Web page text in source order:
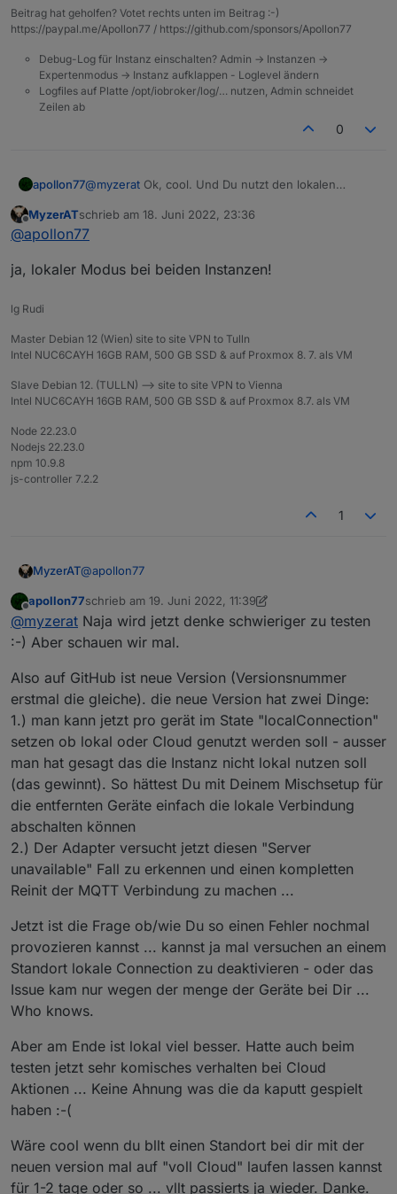
Wien und am anderen Account die Geräte aus Tulln.
Handy auch wieder ruckelfrei funktioniert. Denke es
waren viel zu viele Geräte auf nur einem Account. Es
navigieren. Das ist jetzt durch das Teilen behoben.
Auch im iobroker sind keine Probleme mehr
es mit VPN Probleme gab. Es gibt auch kein Timeout
oder andere Fehler in den Logs mehr.
Wenn du eine Lösung hast werde ich die natürlich
gerne testen.
Beitrag hat geholfen? Votet rechts unten im Beitrag :-)
https://paypal.me/Apollon77 / https://github.com/sponsors/Apollon77
Debug-Log für Instanz einschalten? Admin -> Instanzen ->
Expertenmodus -> Instanz aufklappen - Loglevel ändern
Logfiles auf Platte /opt/iobroker/log/… nutzen, Admin schneidet
Zeilen ab
0
apollon77@myzerat Ok, cool. Und Du nutzt den lokalen
Offline
MyzerATschrieb am 18. Juni 2022, 23:36
zuletzt editiert von
@apollon77
ja, lokaler Modus bei beiden Instanzen!
lg Rudi
Master Debian 12 (Wien) site to site VPN to Tulln
Intel NUC6CAYH 16GB RAM, 500 GB SSD & auf Proxmox 8. 7. als VM
Slave Debian 12. (TULLN) --> site to site VPN to Vienna
Intel NUC6CAYH 16GB RAM, 500 GB SSD & auf Proxmox 8.7. als VM
Node 22.23.0
Nodejs 22.23.0
npm 10.9.8
js-controller 7.2.2
1
MyzerAT@apollon77
ja, lokaler Modus bei beiden Instanzen!
apollon77schrieb am 19. Juni 2022, 11:39
zuletzt editiert von apollon77
@myzerat Naja wird jetzt denke schwieriger zu testen
:-) Aber schauen wir mal.
Also auf GitHub ist neue Version (Versionsnummer
erstmal die gleiche). die neue Version hat zwei Dinge:
1.) man kann jetzt pro gerät im State "localConnection"
setzen ob lokal oder Cloud genutzt werden soll - ausser
man hat gesagt das die Instanz nicht lokal nutzen soll
(das gewinnt). So hättest Du mit Deinem Mischsetup für
die entfernten Geräte einfach die lokale Verbindung
abschalten können
2.) Der Adapter versucht jetzt diesen "Server
unavailable" Fall zu erkennen und einen kompletten
Reinit der MQTT Verbindung zu machen ...
Jetzt ist die Frage ob/wie Du so einen Fehler nochmal
provozieren kannst ... kannst ja mal versuchen an einem
Standort lokale Connection zu deaktivieren - oder das
Issue kam nur wegen der menge der Geräte bei Dir ...
Who knows.
Aber am Ende ist lokal viel besser. Hatte auch beim
testen jetzt sehr komisches verhalten bei Cloud
Aktionen ... Keine Ahnung was die da kaputt gespielt
haben :-(
Wäre cool wenn du bllt einen Standort bei dir mit der
neuen version mal auf "voll Cloud" laufen lassen kannst
für 1-2 tage oder so ... vllt passierts ja wieder. Danke.